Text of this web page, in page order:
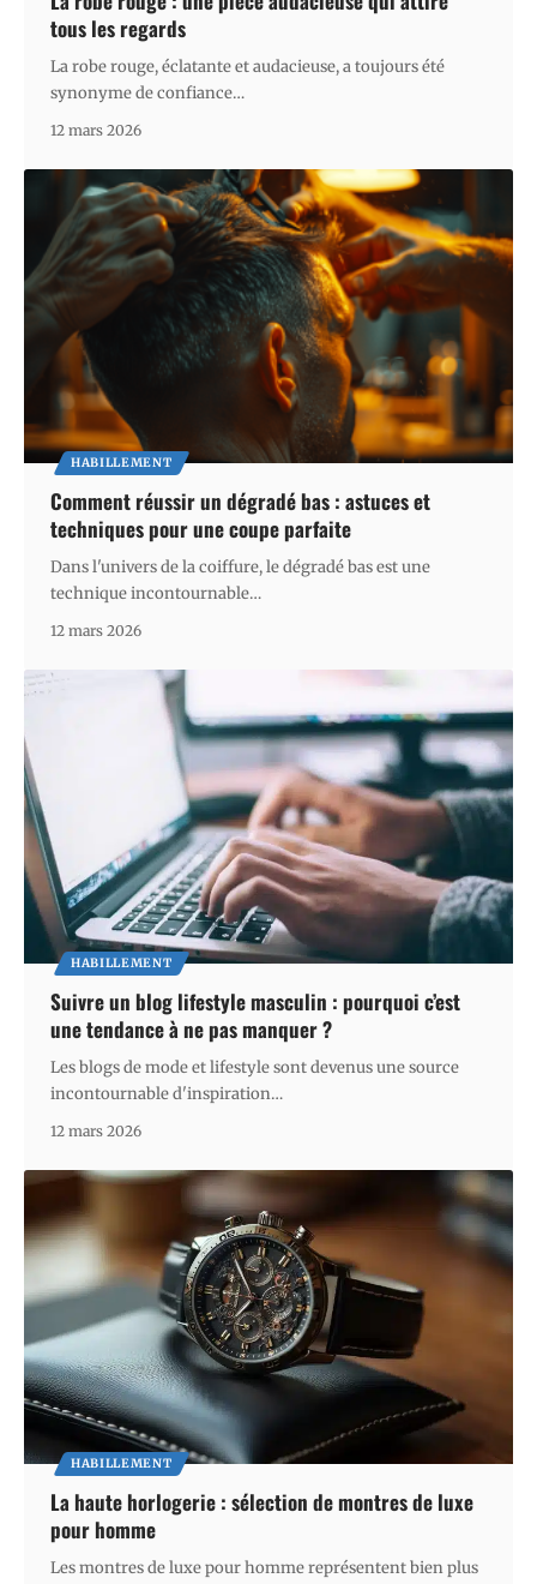
tous les regards
La robe rouge, éclatante et audacieuse, a toujours été
synonyme de confiance…
12 mars 2026
HABILLEMENT
Comment réussir un dégradé bas : astuces et
techniques pour une coupe parfaite
Dans l'univers de la coiffure, le dégradé bas est une
technique incontournable…
12 mars 2026
HABILLEMENT
Suivre un blog lifestyle masculin : pourquoi c’est
une tendance à ne pas manquer ?
Les blogs de mode et lifestyle sont devenus une source
incontournable d'inspiration…
12 mars 2026
HABILLEMENT
La haute horlogerie : sélection de montres de luxe
pour homme
Les montres de luxe pour homme représentent bien plus